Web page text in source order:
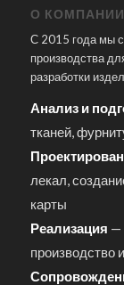
О КОМПАНИИ
С 2015 года мы
производства
разработки
Анализ и
тканей,
лекал,
карты
Реализация —
производство